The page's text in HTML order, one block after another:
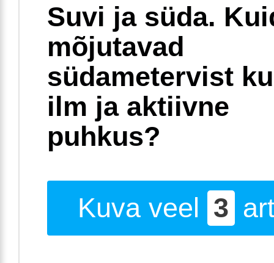
Suvi ja süda.
mõjutavad
südametervist
ilm ja aktiivne
puhkus?
Kuva veel 3